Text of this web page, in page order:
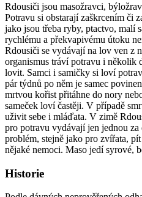
Rdousiči jsou masožravci,
Potravu si obstarají zaškrcením či
jako jsou třeba ryby, ptactvo,
rychlému a překvapivému útoku
Rdousiči se vydávají na lov ven z
organismus tráví potravu i několik
lovit. Samci i samičky si loví
pár týdnů po něm je samec
mrtvou kořist přitáhne do nory
sameček loví častěji. V případě
uživit sebe i mláďata. V zimě
pro potravu vydávají jen jednou
problém, stejně jako pro zvířata,
nějaké nemoci. Maso jedí syrové,
Historie